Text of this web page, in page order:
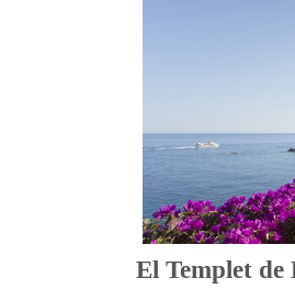
El Templet de